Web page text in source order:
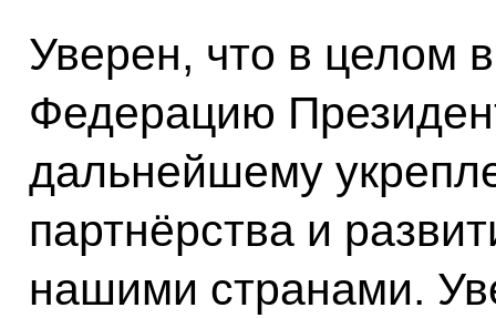
Уверен, что в целом
Федерацию
дальнейшему
партнёрства и
нашими странами.